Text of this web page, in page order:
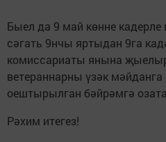
Быел да 9 май көнне кадерле
сәгать 9нчы яртыдан 9га
комиссариаты янына
ветераннарны үзәк
оештырылган бәйрәмгә
Рәхим итегез!